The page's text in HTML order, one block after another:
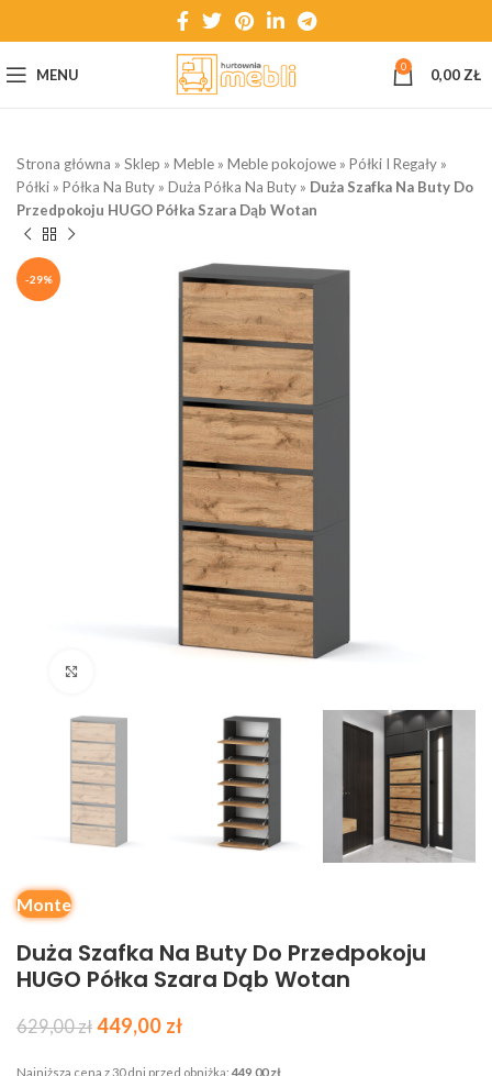
MENU 0 0,00 ZŁ
Strona główna » Sklep » Meble » Meble pokojowe » Półki I Regały »
Półki » Półka Na Buty » Duża Półka Na Buty » Duża Szafka Na Buty Do
Przedpokoju HUGO Półka Szara Dąb Wotan
-29%
Monte
Duża Szafka Na Buty Do Przedpokoju
HUGO Półka Szara Dąb Wotan
629,00zł 449,00 zł
Najniższa cena z 30 dni przed obniżką: 449,00zł